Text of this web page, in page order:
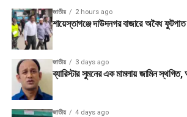
জাতীয় 2 hours ago
শায়েস্তাগঞ্জে দাউদনগর বাজারে অবৈধ
জাতীয় 3 days ago
ব্যারিস্টার সুমনের এক মামলায় জামিন
জাতীয় 4 days ago